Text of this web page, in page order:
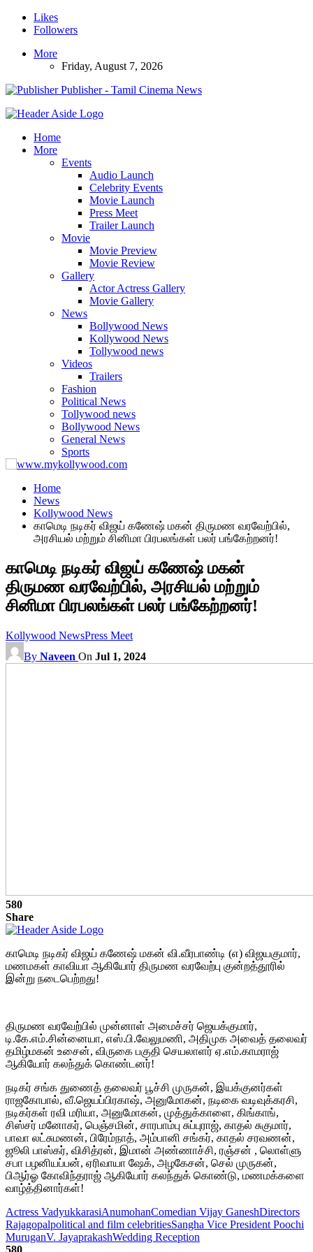
Likes
Followers
More
Friday, August 7, 2026
Publisher - Tamil Cinema News
Home
More
Events
Audio Launch
Celebrity Events
Movie Launch
Press Meet
Trailer Launch
Movie
Movie Preview
Movie Review
Gallery
Actor Actress Gallery
Movie Gallery
News
Bollywood News
Kollywood News
Tollywood news
Videos
Trailers
Fashion
Political News
Tollywood news
Bollywood News
General News
Sports
Home
News
Kollywood News
காமெடி நடிகர் விஜய் கணேஷ் மகன் திருமண வரவேற்பில்,
அரசியல் மற்றும் சினிமா பிரபலங்கள் பலர் பங்கேற்றனர்!
காமெடி நடிகர் விஜய் கணேஷ் மகன்
திருமண வரவேற்பில், அரசியல் மற்றும்
சினிமா பிரபலங்கள் பலர் பங்கேற்றனர்!
Kollywood NewsPress Meet
By Naveen On Jul 1, 2024
580
Share
காமெடி நடிகர் விஜய் கணேஷ் மகன் வி.வீரபாண்டி (எ) விஜயகுமார்,
மணமகள் காவியா ஆகியோர் திருமண வரவேற்பு குன்றத்தூரில்
இன்று நடைபெற்றது!
திருமண வரவேற்பில் முன்னாள் அமைச்சர் ஜெயக்குமார்,
டி.கே.எம்.சின்னையா, எஸ்.பி.வேலுமணி, அதிமுக அவைத் தலைவர்
தமிழ்மகன் உசைன், விருகை பகுதி செயலாளர் ஏ.எம்.காமராஜ்
ஆகியோர் கலந்துக் கொண்டனர்!
நடிகர் சங்க துணைத் தலைவர் பூச்சி முருகன், இயக்குனர்கள்
ராஜகோபால், வீ.ஜெயப்பிரகாஷ், அனுமோகன், நடிகை வடிவுக்கரசி,
நடிகர்கள் ரவி மரியா, அனுமோகன், முத்துக்காளை, கிங்காங்,
சிஸ்சர் மனோகர், பெஞ்சமின், சாரபாம்பு சுப்புராஜ், காதல் சுகுமார்,
பாவா லட்சுமணன், பிரேம்நாத், அம்பானி சங்கர், காதல் சரவணன்,
ஜூலி பாஸ்கர், விசித்ரன், இமான் அண்ணாச்சி, ரஞ்சன் , லொள்ளு
சபா பழனியப்பன், ஏரிவாயா ஷேக், அழகேசன், செல் முருகன்,
பிஆர்ஓ கோவிந்தராஜ் ஆகியோர் கலந்துக் கொண்டு, மணமக்களை
வாழ்த்தினார்கள்!
Actress VadyukkarasiAnumohanComedian Vijay GaneshDirectors
Rajagopalpolitical and film celebritiesSangha Vice President Poochi
MuruganV. JayaprakashWedding Reception
580